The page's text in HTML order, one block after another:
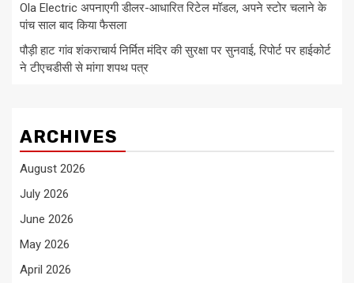
Ola Electric अपनाएगी डीलर-आधारित रिटेल मॉडल, अपने स्टोर चलाने के
पांच साल बाद किया फैसला
पौड़ी हाट गांव शंकराचार्य निर्मित मंदिर की सुरक्षा पर सुनवाई, रिपोर्ट पर हाईकोर्ट
ने टीएचडीसी से मांगा शपथ पत्र
ARCHIVES
August 2026
July 2026
June 2026
May 2026
April 2026